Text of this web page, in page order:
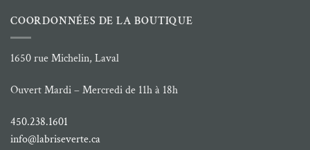
COORDONNÉES DE LA BOUTIQUE
1650 rue Michelin, Laval
Ouvert Mardi – Mercredi de 11h à 18h
450.238.1601
info@labriseverte.ca